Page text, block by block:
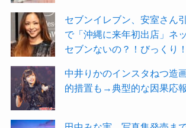
セブンイレブン、安室さん
で「沖縄に来年初出店」ネ
セブンないの？！びっくり！
中井りかのインスタねつ造
的措置も→典型的な因果応報